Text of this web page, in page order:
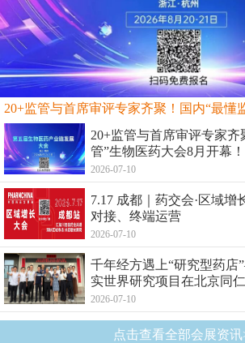
20+监管与首席审评专家齐
管”生物医药大会8月开幕！
2026-07-10
7.17 成都｜药交会·区域增
对接、终端运营
2026-07-10
千年经方遇上“研究型药
实世界研究项目在北京同
2026-07-10
点击查看全部会展资讯